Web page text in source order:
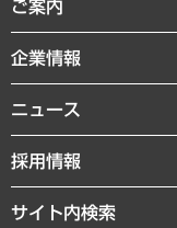
デジタルイノベーション
共生・ダイバーシティ
GRC（ガバナンス・リスク
経済・産業・雇用・労働
レポート
コラム
経営用語集
受託・受注実績（官公庁関
メディア掲載・出演
ご案内
セミナー・イベント情報
MUFGビジネスセミナー
受託案件情報
企業情報
私たちの想い
社長メッセージ
会社概要
ニュース
ニュースリリース
お知らせ
採用情報
サイト内検索